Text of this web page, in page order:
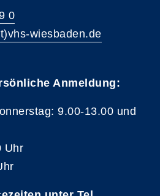
0
wiesbaden.de
Anmeldung:
9.00-13.00 und
Uhr